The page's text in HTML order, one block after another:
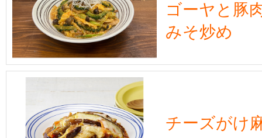
ゴーヤと豚
みそ炒め
チーズがけ